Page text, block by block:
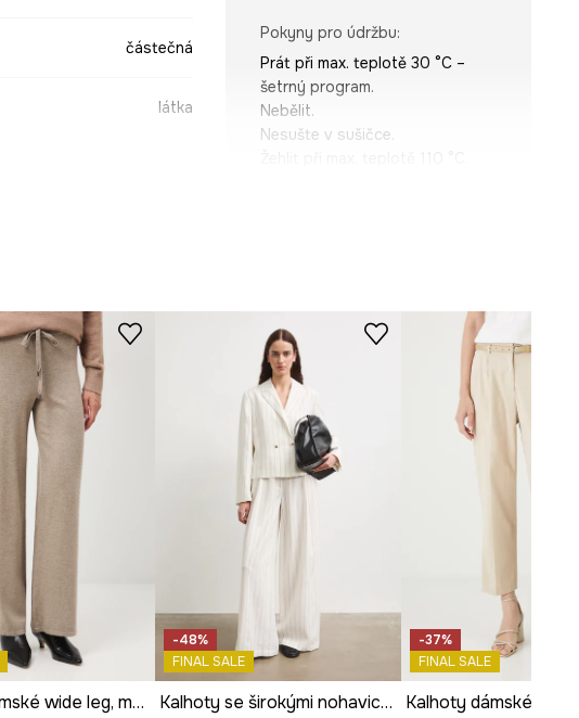
částečná
látka
RS26-SPDB02-01A
Pokyny pro údržbu:
Prát při max. teplotě 30 °C –
šetrný program.
Nebělit.
Nesušte v sušičce.
vysoký
Typ nohavic
široké
Střih:
ROZMĚRY
Délka vnitřní nohy
Šířka nohy dole
Míry uvedené pro velikost
Modelka na fotografii je vysoká
173 cm a má na sebe velikost S
Prohlédněte si rozměry
Kalhoty dámské wide leg, melanžová tkanina
-48%
FINAL SALE
Kalhoty se širokými nohavicemi dámské s příměsí lnu high waist pruhované
-37%
FINAL SALE